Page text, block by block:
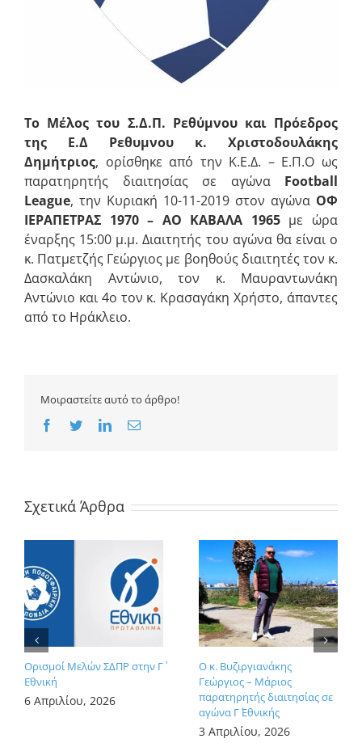
Το Μέλος του Σ.Δ.Π. Ρεθύμνου και Πρόεδρος
της Ε.Δ Ρεθυμνου κ. Χριστοδουλάκης
Δημήτριος, ορίσθηκε από την Κ.Ε.Δ. – Ε.Π.Ο ως
παρατηρητής διαιτησίας σε αγώνα Football
League, την Κυριακή 10-11-2019 στον αγώνα ΟΦ
ΙΕΡΑΠΕΤΡΑΣ 1970– ΑΟ ΚΑΒΑΛΑ 1965 με ώρα
έναρξης 15:00 μ.μ. Διαιτητής του αγώνα θα είναι ο
κ. Πατμετζής Γεώργιος με βοηθούς διαιτητές τον κ.
Δασκαλάκη Αντώνιο, τον κ. Μαυραντωνάκη
Αντώνιο και 4ο τον κ. Κρασαγάκη Χρήστο, άπαντες
από το Ηράκλειο.
Μοιραστείτε αυτό το άρθρο!
Facebook
TwitterLinkedInEmail
Σχετικά Άρθρα
Ορισμοί Μελών ΣΔΠΡ στην Γ΄
Εθνική
6 Απριλίου, 2026
Ο κ. Βυζιργιανάκης
Γεώργιος – Μάριος
παρατηρητής διαιτησίας σε
αγώνα Γ΄ Εθνικής
3 Απριλίου, 2026